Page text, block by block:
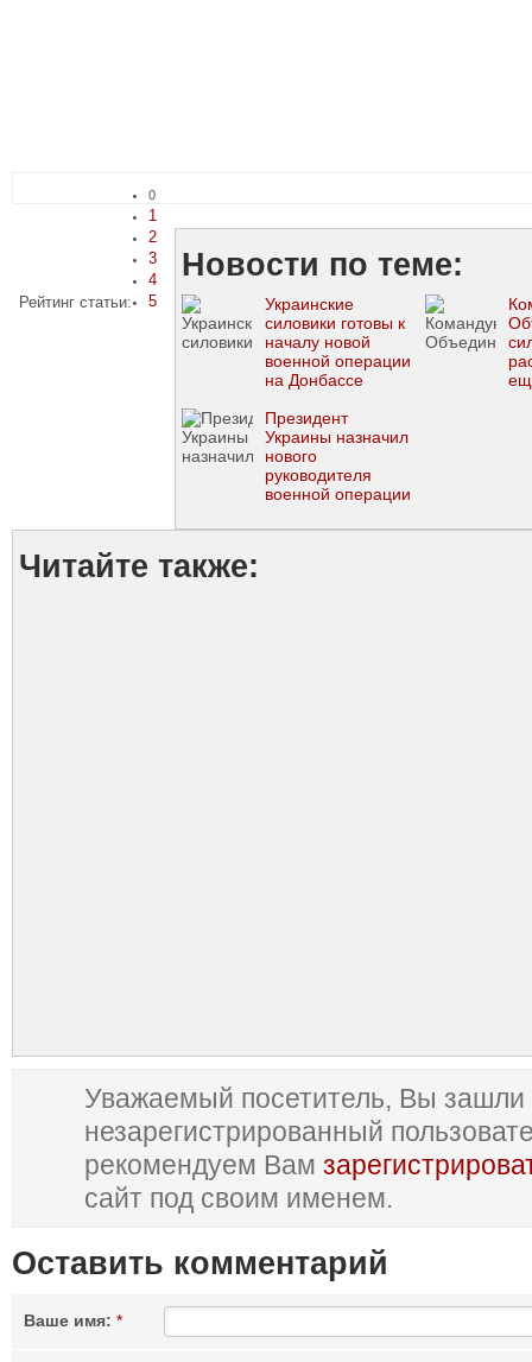
Рейтинг статьи:
0
1
2
3
4
5
Новости по теме:
Украинские
силовики готовы к
началу новой
военной операции
на Донбассе
Президент
Украины назначил
нового
руководителя
военной операции
Читайте также:
Уважаемый посетитель, Вы зашли
незарегистрированный
рекомендуем Вам
сайт под своим именем.
Оставить комментарий
Ваше имя: *